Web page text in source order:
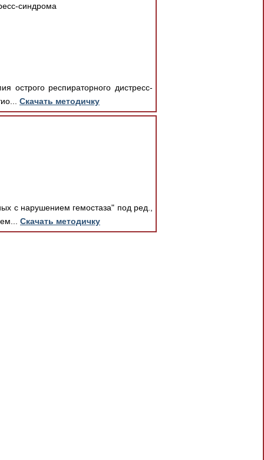
синдрома
острого респираторного дистресс-
Скачать методичку
с нарушением гемостаза" под ред.,
Скачать методичку